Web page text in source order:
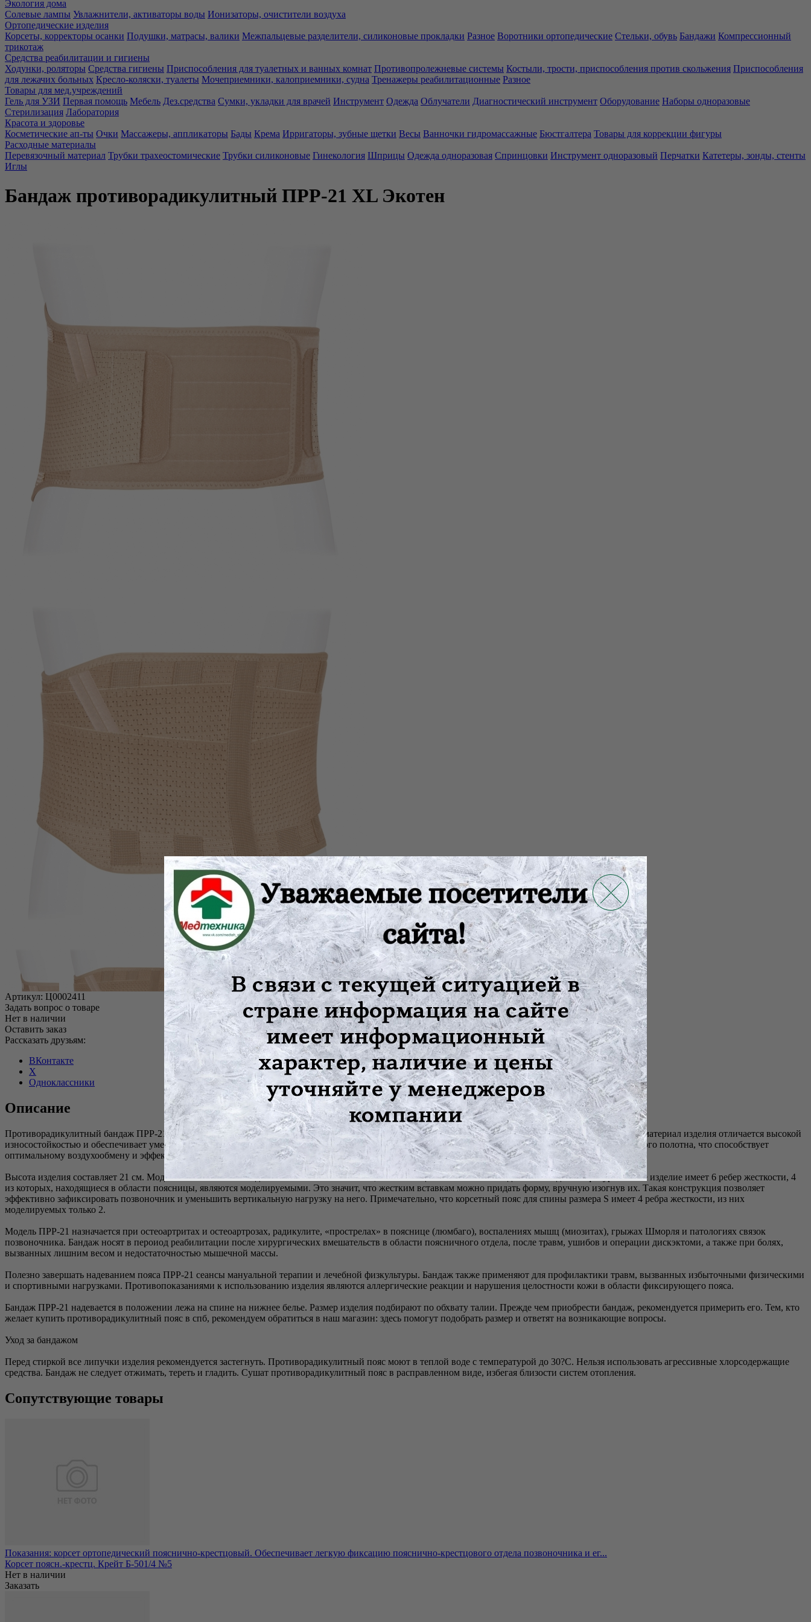
Экология дома
Солевые лампы Увлажнители, активаторы воды Ионизаторы, очистители воздуха
Ортопедические изделия
Корсеты, корректоры осанки Подушки, матрасы, валики Межпальцевые разделители, силиконовые прокладки Разное Воротники ортопедические Стельки, обувь Бандажи Компрессионный
трикотаж
Средства реабилитации и гигиены
Ходунки, роляторы Средства гигиены Приспособления для туалетных и ванных комнат Противопролежневые системы Костыли, трости, приспособления против скольжения Приспособления
для лежачих больных Кресло-коляски, туалеты Мочеприемники, калоприемники, судна Тренажеры реабилитационные Разное
Товары для мед.учреждений
Гель для УЗИ Первая помощь Мебель Дез.средства Сумки, укладки для врачей Инструмент Одежда Облучатели Диагностический инструмент Оборудование Наборы одноразовые
Стерилизация Лаборатория
Красота и здоровье
Косметические ап-ты Очки Массажеры, аппликаторы Бады Крема Ирригаторы, зубные щетки Весы Ванночки гидромассажные Бюстгалтера Товары для коррекции фигуры
Расходные материалы
Перевязочный материал Трубки трахеостомические Трубки силиконовые Гинекология Шприцы Одежда одноразовая Спринцовки Инструмент одноразовый Перчатки Катетеры, зонды, стенты
Иглы
Бандаж противорадикулитный ПРР-21 XL Экотен
Артикул: Ц0002411
Задать вопрос о товаре
Нет в наличии
Оставить заказ
Рассказать друзьям:
ВКонтакте
X
Одноклассники
Описание
Противорадикулитный бандаж ПРР-21 тороговой марки «Экотен» изготовлен из полиамида и хлопка с добавлением эластана. Благодаря своему составу материал изделия отличается высокой
износостойкостью и обеспечивает умеренное компрессионное воздействие. Области бандажа, прилегающие к телу, выполнены из 100% хлопчатобумажного полотна, что способствует
оптимальному воздухообмену и эффективному отведению влаги от поверхности тела.
Высота изделия составляет 21 см. Модель ПРР-21 снабжена дополнительными стяжками, позволяющими оптимально подогнать бандаж по фигуре. Также изделие имеет 6 ребер жесткости, 4
из которых, находящиеся в области поясницы, являются моделируемыми. Это значит, что жестким вставкам можно придать форму, вручную изогнув их. Такая конструкция позволяет
эффективно зафиксировать позвоночник и уменьшить вертикальную нагрузку на него. Примечательно, что корсетный пояс для спины размера S имеет 4 ребра жесткости, из них
моделируемых только 2.
Модель ПРР-21 назначается при остеоартритах и остеоартрозах, радикулите, «прострелах» в пояснице (люмбаго), воспалениях мышц (миозитах), грыжах Шморля и патологиях связок
позвоночника. Бандаж носят в пероиод реабилитации после хирургических вмешательств в области поясничного отдела, после травм, ушибов и операции дискэктоми, а также при болях,
вызванных лишним весом и недостаточностью мышечной массы.
Полезно завершать надеванием пояса ПРР-21 сеансы мануальной терапии и лечебной физкультуры. Бандаж также применяют для профилактики травм, вызванных избыточными физическими
и спортивными нагрузками. Противопоказаниями к использованию изделия являются аллергические реакции и нарушения целостности кожи в области фиксирующего пояса.
Бандаж ПРР-21 надевается в положении лежа на спине на нижнее белье. Размер изделия подбирают по обхвату талии. Прежде чем приобрести бандаж, рекомендуется примерить его. Тем, кто
желает купить противорадикулитный пояс в спб, рекомендуем обратиться в наш магазин: здесь помогут подобрать размер и ответят на возникающие вопросы.
Уход за бандажом
Перед стиркой все липучки изделия рекомендуется застегнуть. Противорадикулитный пояс моют в теплой воде с температурой до 30?С. Нельзя использовать агрессивные хлорсодержащие
средства. Бандаж не следует отжимать, тереть и гладить. Сушат противорадикулитный пояс в расправленном виде, избегая близости систем отопления.
Сопутствующие товары
Показания: корсет ортопедический пояснично-крестцовый. Обеспечивает легкую фиксацию пояснично-крестцового отдела позвоночника и ег...
Корсет поясн.-крестц. Крейт Б-501/4 №5
Нет в наличии
Заказать